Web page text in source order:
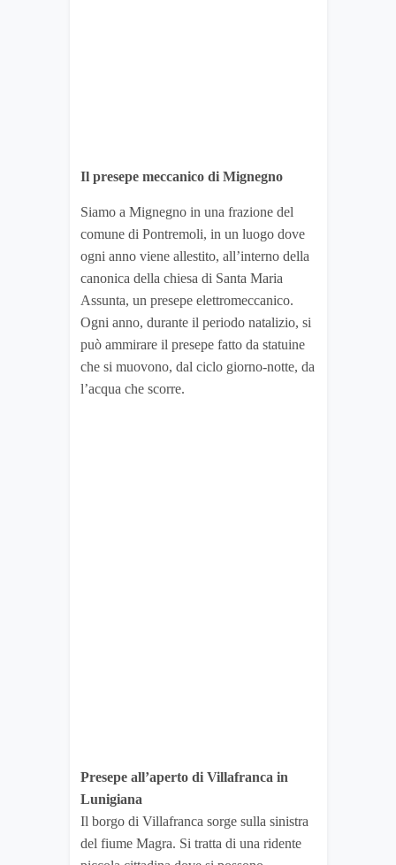
Il presepe meccanico di Mignegno
Siamo a Mignegno in una frazione del
comune di Pontremoli, in un luogo dove
ogni anno viene allestito, all’interno della
canonica della chiesa di Santa Maria
Assunta, un presepe elettromeccanico.
Ogni anno, durante il periodo natalizio, si
può ammirare il presepe fatto da statuine
che si muovono, dal ciclo giorno-notte, da
l’acqua che scorre.
Presepe all’aperto di Villafranca in
Lunigiana
Il borgo di Villafranca sorge sulla sinistra
del fiume Magra. Si tratta di una ridente